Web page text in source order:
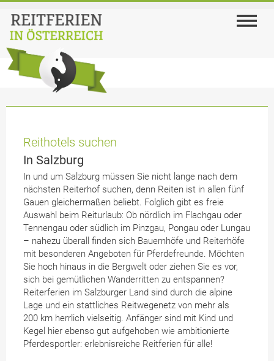
Reithotels suchen
In Salzburg
In und um Salzburg müssen Sie nicht lange nach dem
nächsten Reiterhof suchen, denn Reiten ist in allen fünf
Gauen gleichermaßen beliebt. Folglich gibt es freie
Auswahl beim Reiturlaub: Ob nördlich im Flachgau oder
Tennengau oder südlich im Pinzgau, Pongau oder Lungau
– nahezu überall finden sich Bauernhöfe und Reiterhöfe
mit besonderen Angeboten für Pferdefreunde. Möchten
Sie hoch hinaus in die Bergwelt oder ziehen Sie es vor,
sich bei gemütlichen Wanderritten zu entspannen?
Reiterferien im Salzburger Land sind durch die alpine
Lage und ein stattliches Reitwegenetz von mehr als
200 km herrlich vielseitig. Anfänger sind mit Kind und
Kegel hier ebenso gut aufgehoben wie ambitionierte
Pferdesportler: erlebnisreiche Reitferien für alle!